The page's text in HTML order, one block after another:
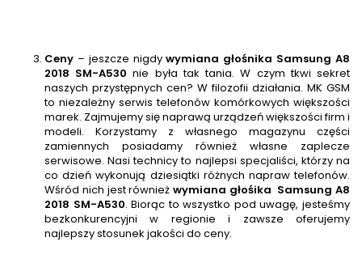
Ceny – jeszcze nigdywymiana głośnika Samsung A8
2018 SM-A530 nie była tak tania. W czym tkwi sekret
naszych przystępnych cen? W filozofii działania. MK GSM
to niezależny serwis telefonów komórkowych większości
marek. Zajmujemy się naprawą urządzeń większości firm i
modeli. Korzystamy z własnego magazynu części
zamiennych posiadamy również własne zaplecze
serwisowe. Nasi technicy to najlepsi specjaliści, którzy na
co dzień wykonują dziesiątki różnych napraw telefonów.
Wśród nich jest również wymiana głośika Samsung A8
2018 SM-A530. Biorąc to wszystko pod uwagę, jesteśmy
bezkonkurencyjni w regionie i zawsze oferujemy
najlepszy stosunek jakości do ceny.